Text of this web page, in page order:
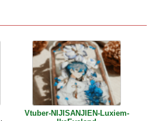
Vtuber-NIJISANJIEN-Luxiem-